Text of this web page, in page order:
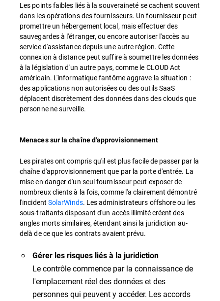
Les points faibles liés à la souveraineté se cachent souvent
dans les opérations des fournisseurs. Un fournisseur peut
promettre un hébergement local, mais effectuer des
sauvegardes à l'étranger, ou encore autoriser l'accès au
service d'assistance depuis une autre région. Cette
connexion à distance peut suffire à soumettre les données
à la législation d'un autre pays, comme le CLOUD Act
américain. L'informatique fantôme aggrave la situation :
des applications non autorisées ou des outils SaaS
déplacent discrètement des données dans des clouds que
personne ne surveille.
Menaces sur la chaîne d'approvisionnement
Les pirates ont compris qu'il est plus facile de passer par la
chaîne d'approvisionnement que par la porte d'entrée. La
mise en danger d'un seul fournisseur peut exposer de
nombreux clients à la fois, comme l'a clairement démontré
l'incident SolarWinds. Les administrateurs offshore ou les
sous-traitants disposant d'un accès illimité créent des
angles morts similaires, étendant ainsi la juridiction au-
delà de ce que les contrats avaient prévu.
Gérer les risques liés à la juridiction
Le contrôle commence par la connaissance de
l'emplacement réel des données et des
personnes qui peuvent y accéder. Les accords